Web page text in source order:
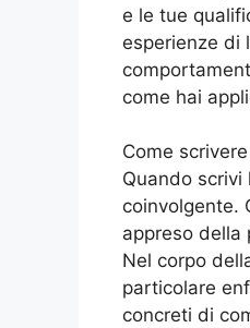
e le tue
esperienze di
come hai
Come
Quando scrivi
coinvolgente.
appreso della
Nel corpo
particolare
concreti di